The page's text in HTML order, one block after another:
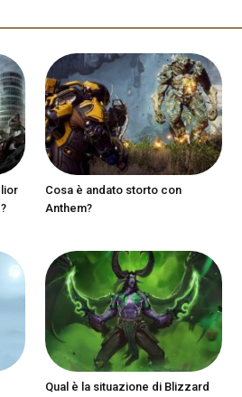
Cosa è andato storto con
Anthem?
Qual è la situazione di Blizzard